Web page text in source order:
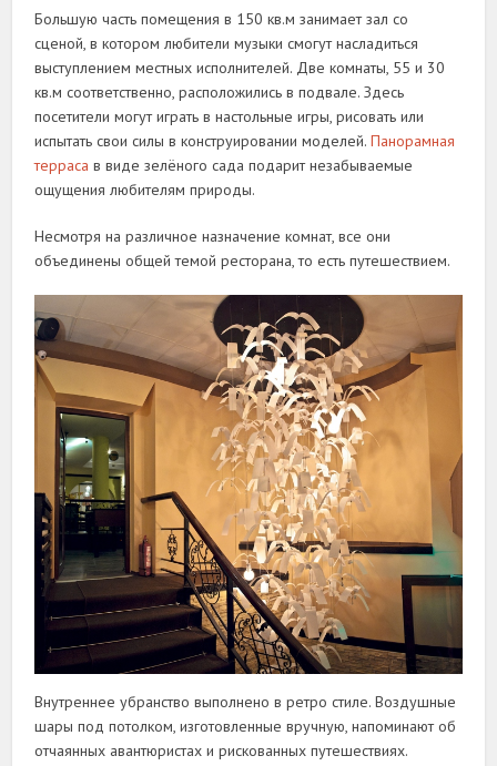
Большую часть помещения в 150 кв.м занимает зал со
сценой, в котором любители музыки смогут насладиться
выступлением местных исполнителей. Две комнаты, 55 и 30
кв.м соответственно, расположились в подвале. Здесь
посетители могут играть в настольные игры, рисовать или
испытать свои силы в конструировании моделей.Панорамная
терраса в виде зелёного сада подарит незабываемые
ощущения любителям природы.
Несмотря на различное назначение комнат, все они
объединены общей темой ресторана, то есть путешествием.
Внутреннее убранство выполнено в ретро стиле. Воздушные
шары под потолком, изготовленные вручную, напоминают об
отчаянных авантюристах и рискованных путешествиях.